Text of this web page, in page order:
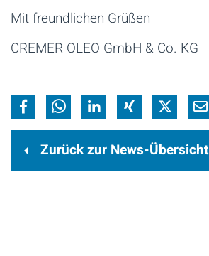
Mit freundlichen Grüßen
CREMER OLEO GmbH & Co. KG
Zurück zur News-Übersicht